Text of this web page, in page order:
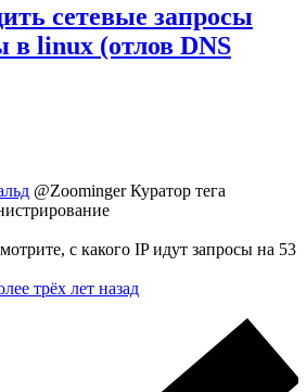
сетевые запросы
в linux (отлов DNS
@ZoomingerКуратор тега
с какого IP идут запросы на 53
трёх лет назад